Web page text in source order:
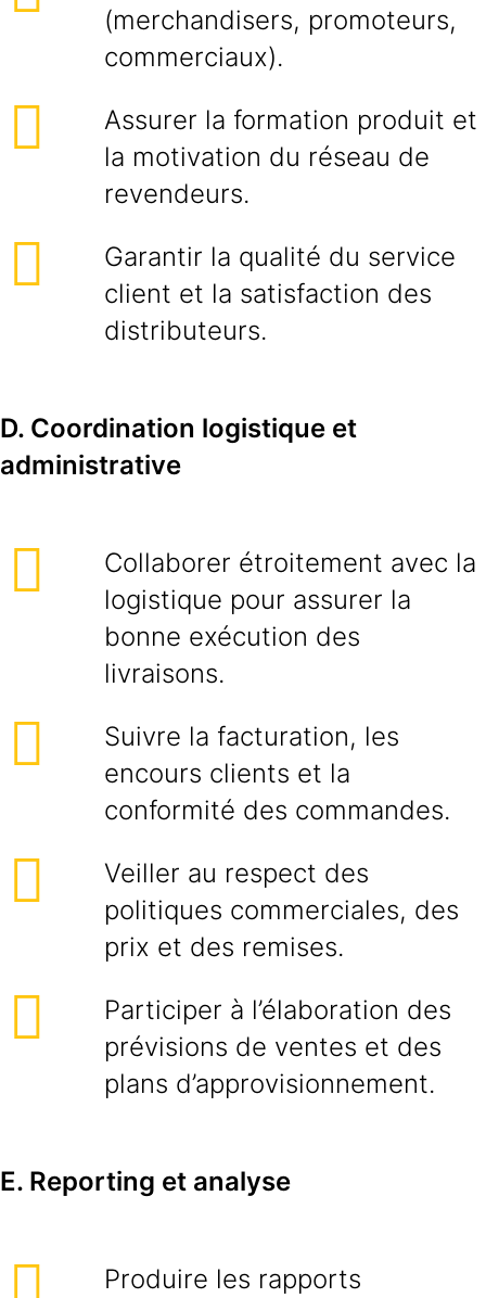
(merchandisers, promoteurs,
commerciaux).
Assurer la formation produit et
la motivation du réseau de
revendeurs.
Garantir la qualité du service
client et la satisfaction des
distributeurs.
D. Coordination logistique et
administrative
Collaborer étroitement avec la
logistique pour assurer la
bonne exécution des
livraisons.
Suivre la facturation, les
encours clients et la
conformité des commandes.
Veiller au respect des
politiques commerciales, des
prix et des remises.
Participer à l’élaboration des
prévisions de ventes et des
plans d’approvisionnement.
E. Reporting et analyse
Produire les rapports